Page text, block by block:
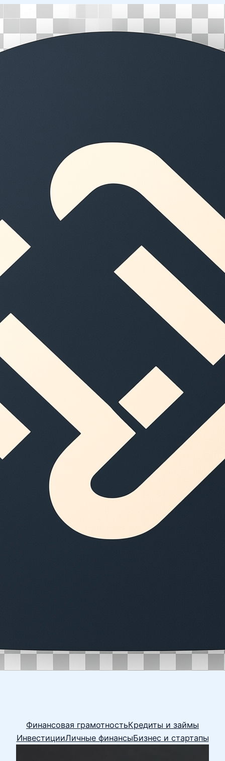
содержимому
Финансовая грамотностьКредиты и займы
ИнвестицииЛичные финансыБизнес и стартапы